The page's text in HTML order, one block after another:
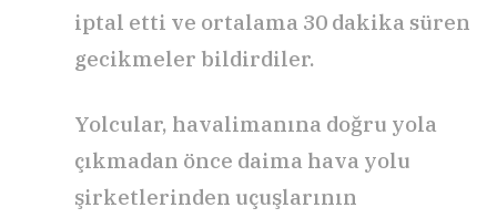
iptal etti ve ortalama 30 dakika süren
gecikmeler bildirdiler.
Yolcular, havalimanına doğru yola
çıkmadan önce daima hava yolu
şirketlerinden uçuşlarının